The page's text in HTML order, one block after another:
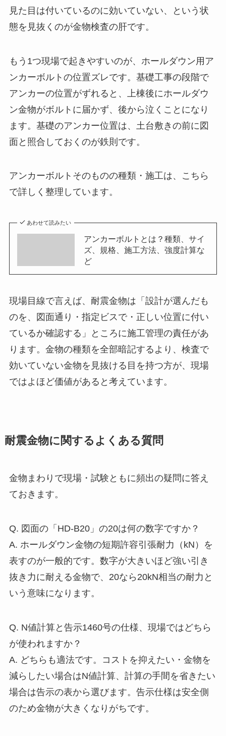
見た目は付いているのに効いていない、という状
態を見抜くのが金物検査の肝です。
もう1つ現場で起きやすいのが、ホールダウン用ア
ンカーボルトの位置ズレです。基礎工事の段階で
アンカーの位置がずれると、上棟後にホールダウ
ン金物がボルトに届かず、後から泣くことになり
ます。基礎のアンカー位置は、土台敷きの前に図
面と照合しておくのが鉄則です。
アンカーボルトそのものの種類・施工は、こちら
で詳しく整理しています。
あわせて読みたい
アンカーボルトとは？種類、サイ
ズ、規格、施工方法、強度計算な
ど
現場目線で言えば、耐震金物は「設計が選んだも
のを、図面通り・指定ビスで・正しい位置に付い
ているか確認する」ところに施工管理の責任があ
ります。金物の種類を全部暗記するより、検査で
効いていない金物を見抜ける目を持つ方が、現場
ではよほど価値があると考えています。
耐震金物に関するよくある質問
金物まわりで現場・試験ともに頻出の疑問に答え
ておきます。
Q. 図面の「HD-B20」の20は何の数字ですか？
A. ホールダウン金物の短期許容引張耐力（kN）を
表すのが一般的です。数字が大きいほど強い引き
抜き力に耐える金物で、20なら20kN相当の耐力と
いう意味になります。
Q. N値計算と告示1460号の仕様、現場ではどちら
が使われますか？
A. どちらも適法です。コストを抑えたい・金物を
減らしたい場合はN値計算、計算の手間を省きたい
場合は告示の表から選びます。告示仕様は安全側
のため金物が大きくなりがちです。